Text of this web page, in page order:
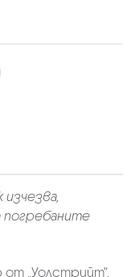
„Уолстрийт“,